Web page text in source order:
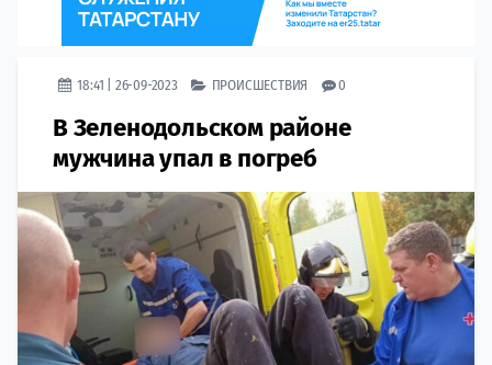
18:41 | 26-09-2023 ПРОИСШЕСТВИЯ 0
В Зеленодольском районе
мужчина упал в погреб